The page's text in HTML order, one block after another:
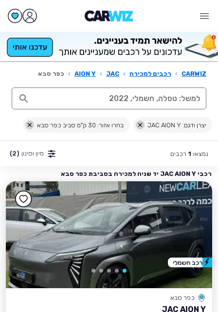
CARWIZ
› רכבים למכירה ›
JAC
›
AION Y
› כפר סבא
יצרן ודגם: JAC AION Y בחרו אזור: 30 ק"מ סביב כפר סבא
נמצאו 1 רכבים מיון וסינון (2)
רכבי JAC AION Y יד שניה למכירה בסביבת כפר סבא
כפר סבא
JAC AION Y
רכב חשמלי